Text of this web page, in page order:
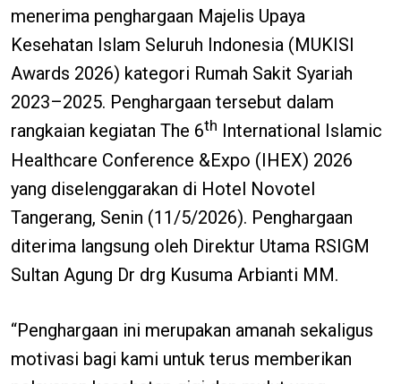
menerima penghargaan Majelis Upaya
Kesehatan Islam Seluruh Indonesia (MUKISI
Awards 2026) kategori Rumah Sakit Syariah
2023–2025. Penghargaan tersebut dalam
rangkaian kegiatan The 6th International Islamic
Healthcare Conference &Expo (IHEX) 2026
yang diselenggarakan di Hotel Novotel
Tangerang, Senin (11/5/2026). Penghargaan
diterima langsung oleh Direktur Utama RSIGM
Sultan Agung Dr drg Kusuma Arbianti MM.
“Penghargaan ini merupakan amanah sekaligus
motivasi bagi kami untuk terus memberikan